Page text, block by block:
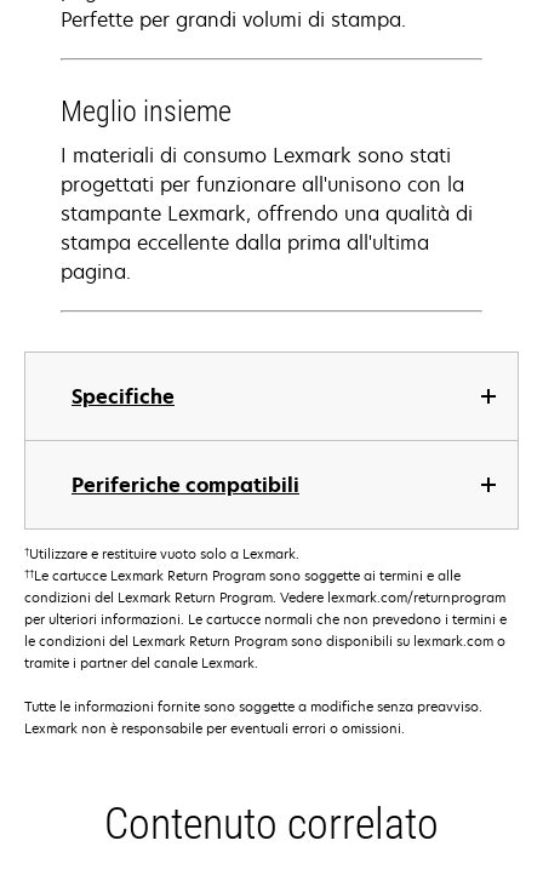
Specifiche
Periferiche compatibili
Perfette per grandi volumi di stampa.
Meglio insieme
I materiali di consumo Lexmark sono stati
progettati per funzionare all'unisono con la
stampante Lexmark, offrendo una qualità di
stampa eccellente dalla prima all'ultima
pagina.
†Utilizzare e restituire vuoto solo a Lexmark.
††Le cartucce Lexmark Return Program sono soggette ai termini e alle
condizioni del Lexmark Return Program. Vedere lexmark.com/returnprogram
per ulteriori informazioni. Le cartucce normali che non prevedono i termini e
le condizioni del Lexmark Return Program sono disponibili su lexmark.com o
tramite i partner del canale Lexmark.
Tutte le informazioni fornite sono soggette a modifiche senza preavviso.
Lexmark non è responsabile per eventuali errori o omissioni.
Contenuto correlato